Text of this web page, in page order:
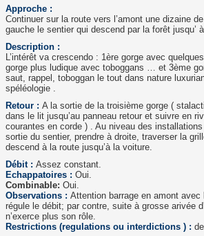
Approche :
Continuer sur la route vers l’amont une dizaine
gauche le sentier qui descend par la forêt jusqu’
Description :
L’intérêt va crescendo : 1ère gorge avec
gorge plus ludique avec toboggans … et 3ème
saut, rappel, toboggan le tout dans nature
spéléologie .
Retour : A la sortie de la troisième gorge (
dans le lit jusqu’au panneau retour et suivre en
courantes en corde ) . Au niveau des
sortie du sentier, prendre à droite, traverser la
descend à la route jusqu’à la voiture.
Débit : Assez constant.
Echappatoires : Oui.
Combinable: Oui.
Observations : Attention barrage en amont
régule le débit; par contre, suite à grosse arivée
n’exerce plus son rôle.
Restrictions (regulations ou interdictions ) :